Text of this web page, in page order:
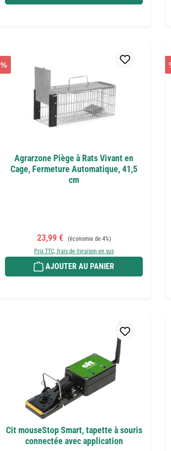
%
Agrarzone Piège à Rats Vivant en
Cage, Fermeture Automatique, 41,5
cm
Prix de vente :
23,99 € Prix régulier :
(économie de 4%)
Prix TTC, frais de livraison en sus
AJOUTER AU PANIER
Cit mouseStop Smart, tapette à souris
connectée avec application